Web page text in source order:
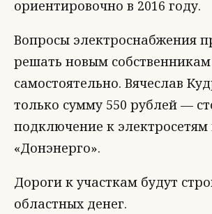
ориентировочно в 2016 году.
Вопросы электроснабжения
решать новым собственникам
самостоятельно. Вячеслав
только сумму 550 рублей —
подключение к электросетям
«Донэнерго».
Дороги к участкам будут
областных денег.